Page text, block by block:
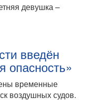
девушка –
введён
опасность»
временные
воздушных судов.